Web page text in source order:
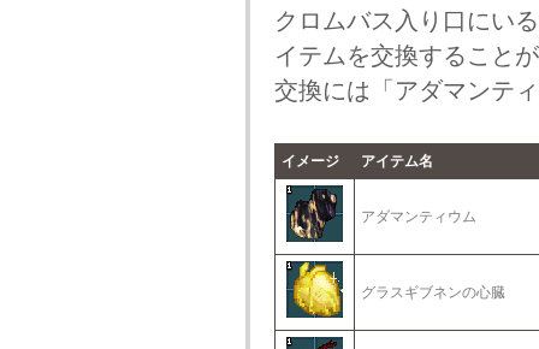
クロムバス入り口にい
イテムを交換すること
交換には「アダマンテ
イメージ アイテム名
アダマンティウム
グラスギブネンの心臓